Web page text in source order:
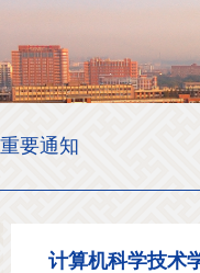
重要通知
计算机科学技术